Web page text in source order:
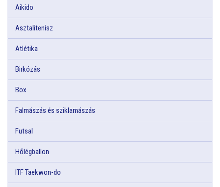
Aikido
Asztalitenisz
Atlétika
Birkózás
Box
Falmászás és sziklamászás
Futsal
Hőlégballon
ITF Taekwon-do